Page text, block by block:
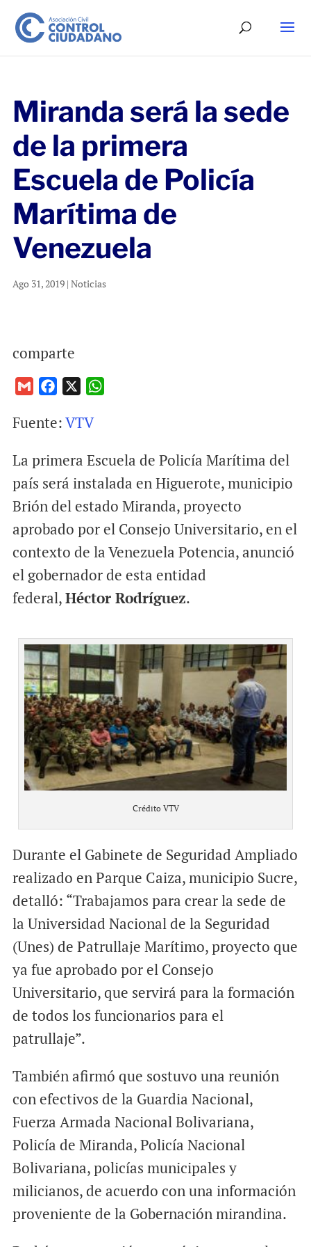
Miranda será la sede
de la primera
Escuela de Policía
Marítima de
Venezuela
Ago 31, 2019| Noticias
comparte
a
l
c
b
k
s
A
p
Fuente:VTV
La primera Escuela de Policía Marítima del
país será instalada en Higuerote, municipio
Brión del estado Miranda, proyecto
aprobado por el Consejo Universitario, en el
contexto de la Venezuela Potencia, anunció
el gobernador de esta entidad
federal,Héctor Rodríguez.
Crédito VTV
Durante el Gabinete de Seguridad Ampliado
realizado en Parque Caiza, municipio Sucre,
detalló: “Trabajamos para crear la sede de
la Universidad Nacional de la Seguridad
(Unes) de Patrullaje Marítimo, proyecto que
ya fue aprobado por el Consejo
Universitario, que servirá para la formación
de todos los funcionarios para el
patrullaje”.
También afirmó que sostuvo una reunión
con efectivos de la Guardia Nacional,
Fuerza Armada Nacional Bolivariana,
Policía de Miranda, Policía Nacional
Bolivariana, policías municipales y
milicianos, de acuerdo con una información
proveniente de la Gobernación mirandina.